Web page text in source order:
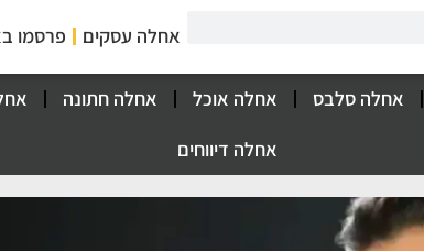
אחלה עסקים פרסמו
אחלה סלבס אחלה אוכל אחלה חתונה
אחלה דיווחים